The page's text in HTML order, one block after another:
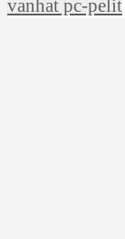
vanhat pc-pelit